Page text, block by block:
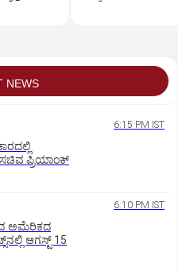
NEWS
6:15 PM IST
ಪ್ರಿಯಾಂಕ್
6:10 PM IST
ಅಮೆರಿಕದ
ಆಗಸ್ಟ್‌ 15